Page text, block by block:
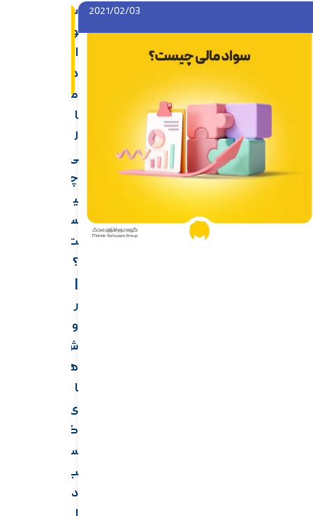
2021/02/03
س
و
ا
د
م
ا
ل
ی
چ
ی
س
ت
؟
|
ر
و
ش‌
ه
ا
ی
ک
س
ب
د